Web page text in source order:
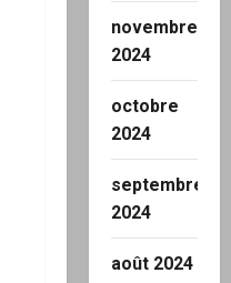
novembre
2024
octobre
2024
septembre
2024
août 2024